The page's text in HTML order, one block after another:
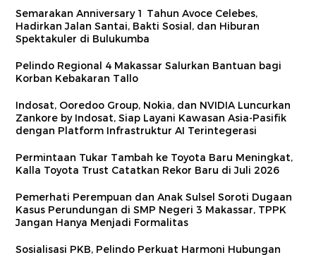
Semarakan Anniversary 1 Tahun Avoce Celebes,
Hadirkan Jalan Santai, Bakti Sosial, dan Hiburan
Spektakuler di Bulukumba
Pelindo Regional 4 Makassar Salurkan Bantuan bagi
Korban Kebakaran Tallo
Indosat, Ooredoo Group, Nokia, dan NVIDIA Luncurkan
Zankore by Indosat, Siap Layani Kawasan Asia-Pasifik
dengan Platform Infrastruktur AI Terintegerasi
Permintaan Tukar Tambah ke Toyota Baru Meningkat,
Kalla Toyota Trust Catatkan Rekor Baru di Juli 2026
Pemerhati Perempuan dan Anak Sulsel Soroti Dugaan
Kasus Perundungan di SMP Negeri 3 Makassar, TPPK
Jangan Hanya Menjadi Formalitas
Sosialisasi PKB, Pelindo Perkuat Harmoni Hubungan